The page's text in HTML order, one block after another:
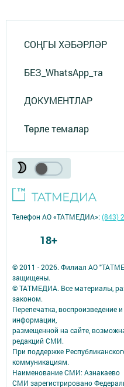
СОҢГЫ ХӘБӘРЛӘР
БЕЗ_WhatsApp_та
ДОКУМЕНТЛАР
Төрле темалар
© 2011 - 2026. Филиал АО
защищены.
© ТАТМЕДИА. Все материалы,
законом.
Перепечатка, воспроизведение
информации,
размещенной на сайте,
редакций СМИ.
При поддержке
коммуникациям.
Наименование СМИ: Азнакаево
СМИ зарегистрировано
Телефон АО «ТАТМЕДИА»:(843)
18+